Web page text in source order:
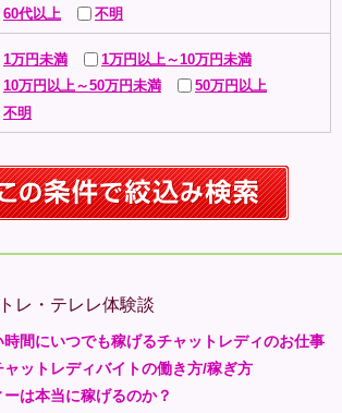
60代以上 不明
1万円未満
1万円以上～10万円未満
10万円以上～50万円未満
50万円以上
不明
レ・テレレ体験談
時間にいつでも稼げるチャットレディのお仕事
ットレディバイトの働き方/稼ぎ方
は本当に稼げるのか？